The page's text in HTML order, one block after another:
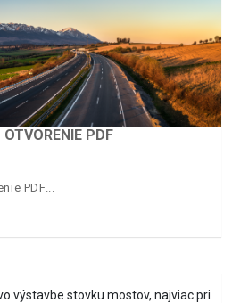
PDF
PDF